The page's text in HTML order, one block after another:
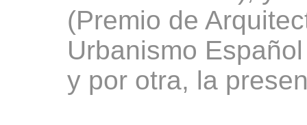
(Premio de
Urbanismo
y por otra, la